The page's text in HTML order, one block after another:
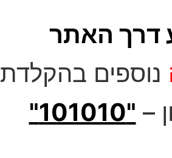
דרך האתר
נוספים בהקלדת
–
"101010"